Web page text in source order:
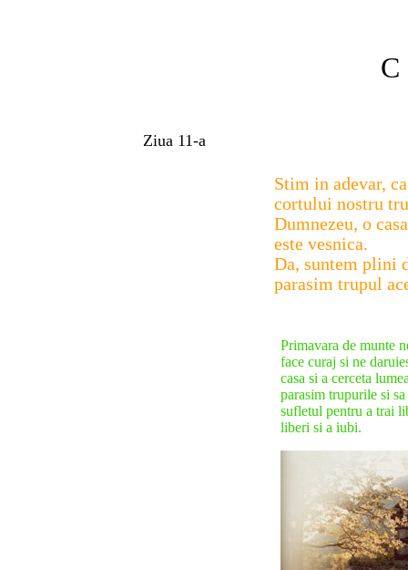
Ziua 11-a
Stim in adevar,
cortului nostru
Dumnezeu, o
este vesnica.
Da, suntem plini
parasim trupul
Primavara de munte
face curaj si ne
casa si a cerceta
parasim trupurile si
sufletul pentru a trai
liberi si a iubi.